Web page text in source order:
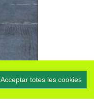
Acceptar totes les cookies